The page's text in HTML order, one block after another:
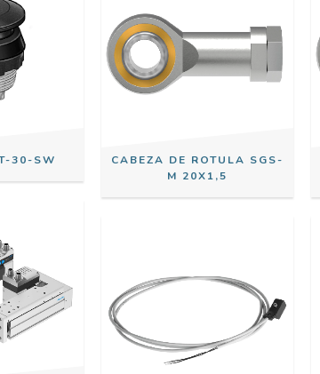
30-SW
CABEZA DE ROTULA SGS-
M 20X1,5